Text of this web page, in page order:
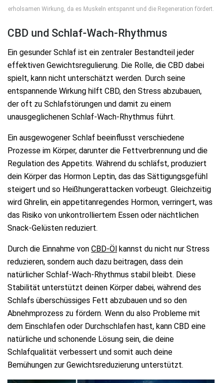
erholsamen Wirkung, da es Muskeln entspannt und die Regeneration fördert.
CBD und Schlaf-Wach-Rhythmus
Ein gesunder Schlaf ist ein zentraler Bestandteil jeder
effektiven Gewichtsregulierung. Die Rolle, die CBD dabei
spielt, kann nicht unterschätzt werden. Durch seine
entspannende Wirkung hilft CBD, den Stress abzubauen,
der oft zu Schlafstörungen und damit zu einem
unausgeglichenen Schlaf-Wach-Rhythmus führt.
Ein ausgewogener Schlaf beeinflusst verschiedene
Prozesse im Körper, darunter die Fettverbrennung und die
Regulation des Appetits. Während du schläfst, produziert
dein Körper das Hormon Leptin, das das Sättigungsgefühl
steigert und so Heißhungerattacken vorbeugt. Gleichzeitig
wird Ghrelin, ein appetitanregendes Hormon, verringert, was
das Risiko von unkontrolliertem Essen oder nächtlichen
Snack-Gelüsten reduziert.
Durch die Einnahme von CBD-Öl kannst du nicht nur Stress
reduzieren, sondern auch dazu beitragen, dass dein
natürlicher Schlaf-Wach-Rhythmus stabil bleibt. Diese
Stabilität unterstützt deinen Körper dabei, während des
Schlafs überschüssiges Fett abzubauen und so den
Abnehmprozess zu fördern. Wenn du also Probleme mit
dem Einschlafen oder Durchschlafen hast, kann CBD eine
natürliche und schonende Lösung sein, die deine
Schlafqualität verbessert und somit auch deine
Bemühungen zur Gewichtsreduzierung unterstützt.